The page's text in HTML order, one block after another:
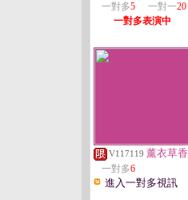
一對多5 一對一20
一對多表演中
V117119 薰衣草香
一對多6
進入一對多視訊